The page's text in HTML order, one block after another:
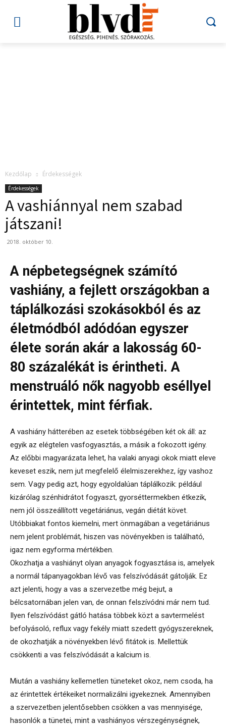
Kezdőlap Érdekességek
Érdekességek
A vashiánnyal nem szabad
játszani!
2018. október 10.
A népbetegségnek számító
vashiány, a fejlett országokban a
táplálkozási szokásokból és az
életmódból adódóan egyszer
élete során akár a lakosság 60-
80 százalékát is érintheti. A
menstruáló nők nagyobb eséllyel
érintettek, mint férfiak.
A vashiány hátterében az esetek többségében két ok áll: az
egyik az elégtelen vasfogyasztás, a másik a fokozott igény.
Az előbbi magyarázata lehet, ha valaki anyagi okok miatt eleve
keveset eszik, nem jut megfelelő élelmiszerekhez, így vashoz
sem. Vagy pedig azt, hogy egyoldalúan táplálkozik: például
kizárólag szénhidrátot fogyaszt, gyorséttermekben étkezik,
nem jól összeállított vegetáriánus, vegán diétát követ.
Utóbbiakat fontos kiemelni, mert önmagában a vegetáriánus
nem jelent problémát, hiszen vas növényekben is található,
igaz nem egyforma mértékben.
Okozhatja a vashiányt olyan anyagok fogyasztása is, amelyek
a normál tápanyagokban lévő vas felszívódását gátolják. Ez
azt jelenti, hogy a vas a szervezetbe még bejut, a
bélcsatornában jelen van, de onnan felszívódni már nem tud.
Ilyen felszívódást gátló hatása többek közt a savtermelést
befolyásoló, reflux vagy fekély miatt szedett gyógyszereknek,
de okozhatják a növényekben lévő fitátok is. Mellettük
csökkenti a vas felszívódását a kalcium is.
Miután a vashiány kellemetlen tüneteket okoz, nem csoda, ha
az érintettek értékeiket normalizálni igyekeznek. Amennyiben
a szervezetben jelentősebben csökken a vas mennyisége,
hasonlók a tünetei, mint a vashiányos vérszegénységnek,